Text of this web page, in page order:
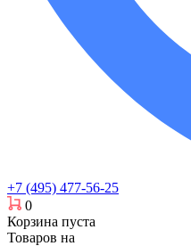
+7 (495) 477-56-25
0
Корзина пуста
Товаров на